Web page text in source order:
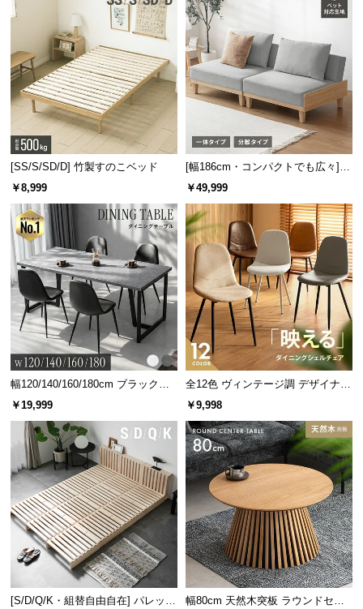
[SS/S/SD/D] 竹製すのこベッド
￥8,999
[幅186cm・コンパクトでも広々] 3
人掛けソファベッド リクライニン
￥49,999
幅120/140/160/180cm ブラックフ
レーム ダイニング 大理石調 4人掛
￥19,999
全12色 ヴィンテージ調 デザイナー
ズシェルチェア
￥9,998
[S/D/Q/K・組替自由自在] パレット
幅80cm 天然木突板 ラウンドセン